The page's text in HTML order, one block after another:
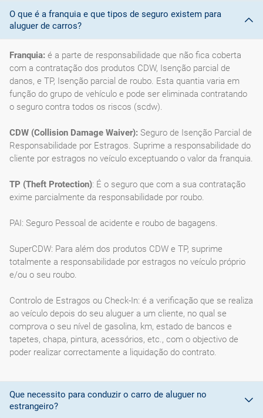
O que é a franquia e que tipos de seguro existem para
aluguer de carros?
Franquia: é a parte de responsabilidade que não fica coberta
com a contratação dos produtos CDW, Isenção parcial de
danos, e TP, Isenção parcial de roubo. Esta quantia varia em
função do grupo de vehículo e pode ser eliminada contratando
o seguro contra todos os riscos (scdw).
CDW (Collision Damage Waiver): Seguro de Isenção Parcial de
Responsabilidade por Estragos. Suprime a responsabilidade do
cliente por estragos no veículo exceptuando o valor da franquia.
TP (Theft Protection): É o seguro que com a sua contratação
exime parcialmente da responsabilidade por roubo.
PAI: Seguro Pessoal de acidente e roubo de bagagens.
SuperCDW: Para além dos produtos CDW e TP, suprime
totalmente a responsabilidade por estragos no veículo próprio
e/ou o seu roubo.
Controlo de Estragos ou Check-In: é a verificação que se realiza
ao veículo depois do seu aluguer a um cliente, no qual se
comprova o seu nível de gasolina, km, estado de bancos e
tapetes, chapa, pintura, acessórios, etc., com o objectivo de
poder realizar correctamente a liquidação do contrato.
Que necessito para conduzir o carro de aluguer no
estrangeiro?